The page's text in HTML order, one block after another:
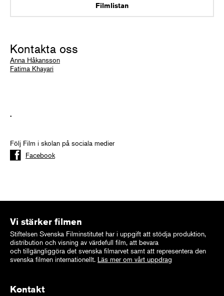
Filmlistan
Kontakta oss
Anna Håkansson
Fatima Khayari
.
Följ Film i skolan på sociala medier
Facebook
Vi stärker filmen
Stiftelsen Svenska Filminstitutet har i uppgift att stödja produktion,
distribution och visning av värdefull film, att bevara
och tillgängliggöra det svenska filmarvet samt att representera den
svenska filmen internationellt. Läs mer om vårt uppdrag
Kontakt